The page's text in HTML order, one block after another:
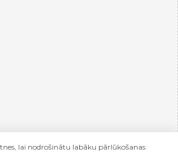
lai nodrošinātu labāku pārlūkošanas